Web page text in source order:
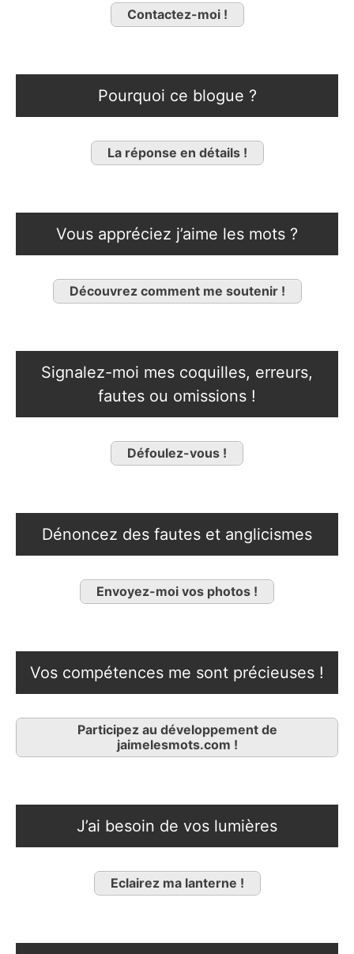
Contactez-moi !
Pourquoi ce blogue ?
La réponse en détails !
Vous appréciez j’aime les mots ?
Découvrez comment me soutenir !
Signalez-moi mes coquilles, erreurs,
fautes ou omissions !
Défoulez-vous !
Dénoncez des fautes et anglicismes
Envoyez-moi vos photos !
Vos compétences me sont précieuses !
Participez au développement de
jaimelesmots.com !
J’ai besoin de vos lumières
Eclairez ma lanterne !